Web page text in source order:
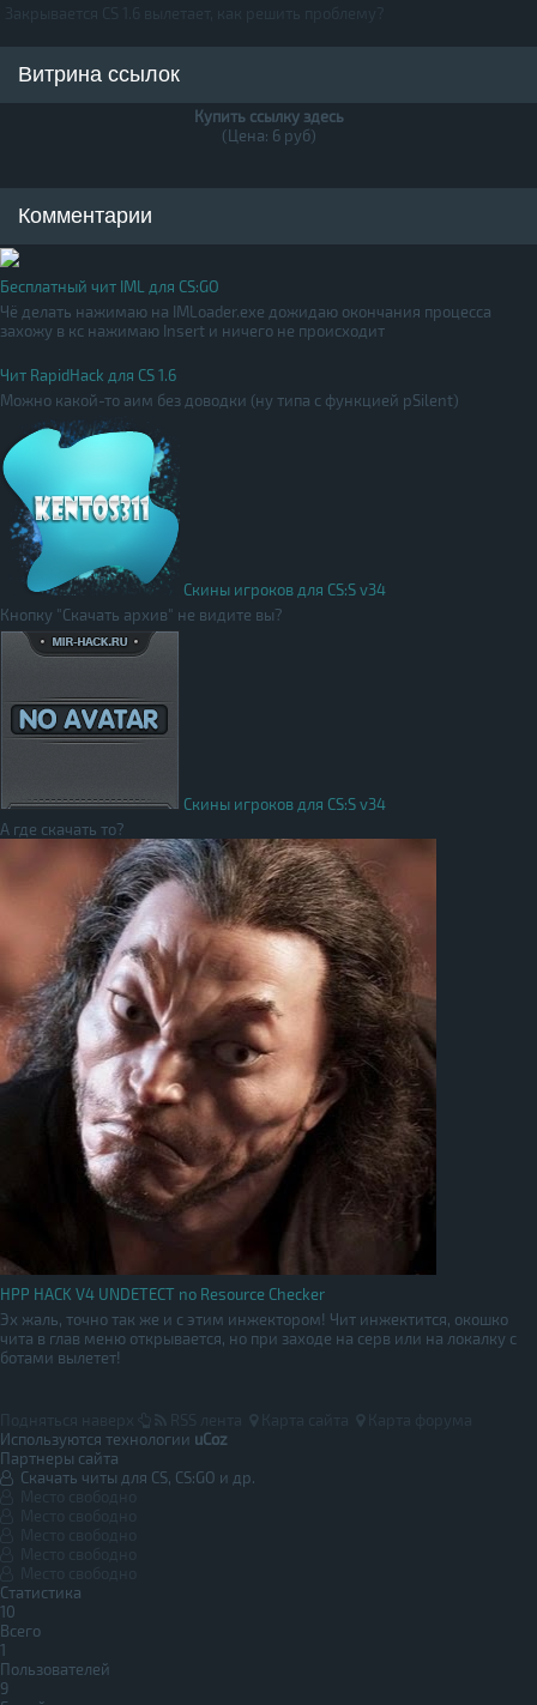
Витрина ссылок
Купить ссылку здесь
(Цена: 6 руб)
Комментарии
Бесплатный чит IML для CS:GO
Чё делать нажимаю на IMLoader.exe дожидаю окончания процесса
захожу в кс нажимаю Insert и ничего не происходит
Чит RapidHack для CS 1.6
Можно какой-то аим без доводки (ну типа с функцией pSilent)
Скины игроков для CS:S v34
Кнопку "Скачать архив" не видите вы?
Скины игроков для CS:S v34
А где скачать то?
HPP HACK V4 UNDETECT no Resource Checker
Эх жаль, точно так же и с этим инжектором! Чит инжектится, окошко
чита в глав меню открывается, но при заходе на серв или на локалку с
ботами вылетет!
Используются технологии uCoz
Партнеры сайта
Скачать читы для CS, CS:GO и др.
Статистика
10
Всего
1
Пользователей
9